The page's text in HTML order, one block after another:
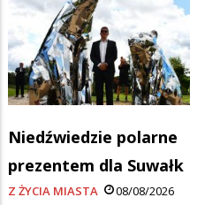
Niedźwiedzie polarne
prezentem dla Suwałk
Z ŻYCIA MIASTA 08/08/2026